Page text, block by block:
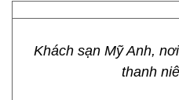
Khách sạn Mỹ Anh,
thanh